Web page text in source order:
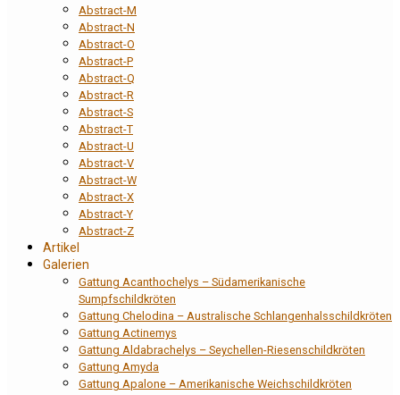
Abstract-M
Abstract-N
Abstract-O
Abstract-P
Abstract-Q
Abstract-R
Abstract-S
Abstract-T
Abstract-U
Abstract-V
Abstract-W
Abstract-X
Abstract-Y
Abstract-Z
Artikel
Galerien
Gattung Acanthochelys – Südamerikanische
Sumpfschildkröten
Gattung Chelodina – Australische Schlangenhalsschildkröten
Gattung Actinemys
Gattung Aldabrachelys – Seychellen-Riesenschildkröten
Gattung Amyda
Gattung Apalone – Amerikanische Weichschildkröten